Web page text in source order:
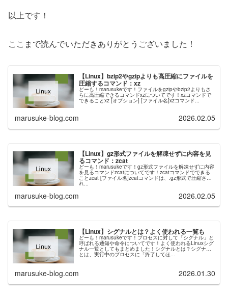
以上です！
ここまで読んでいただきありがとうございました！
【Linux】bzip2やgzipよりも高圧縮にファイルを
圧縮するコマンド：xz
どーも！marusukeです！ファイルをgzipやbzip2よりもさ
らに高圧縮できるコマンドxzについてです！xzコマンドで
できることxz [オプション] [ファイル名]xzコマンド...
marusuke-blog.com 2026.02.05
【Linux】gz形式ファイルを解凍せずに内容を見
るコマンド：zcat
どーも！marusukeです！gz形式ファイルを解凍せずに内容
を見るコマンドzcatについてです！zcatコマンドでできる
ことzcat [ファイル名]zcatコマンドは、.gz形式で圧縮さ
れ...
marusuke-blog.com 2026.02.05
【Linux】シグナルとは？よく使われる一覧も
どーも！marusukeです！プロセスに対して「シグナル」と
呼ばれる通知や命令についてです！よく使われるLinuxシグ
ナル一覧としてもまとめました！シグナルとは？シグナル
とは、実行中のプロセスに「終了してほ...
marusuke-blog.com 2026.01.30